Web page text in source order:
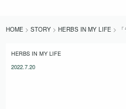
HOME > STORY > HERBS IN MY LIFE >
HERBS IN MY LIFE
2022.7.20